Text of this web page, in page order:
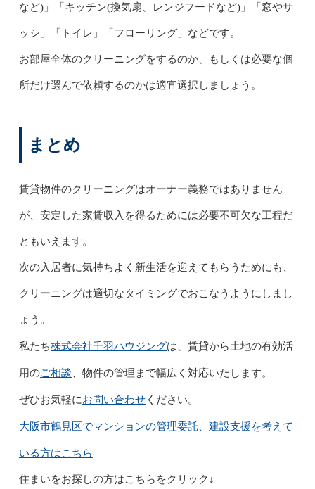
など)」「キッチン(換気扇、レンジフードなど)」「窓やサ
ッシ」「トイレ」「フローリング」などです。
お部屋全体のクリーニングをするのか、もしくは必要な個
所だけ選んで依頼するのかは適宜選択しましょう。
まとめ
賃貸物件のクリーニングはオーナー義務ではありません
が、安定した家賃収入を得るためには必要不可欠な工程だ
ともいえます。
次の入居者に気持ちよく新生活を迎えてもらうためにも、
クリーニングは適切なタイミングでおこなうようにしまし
ょう。
私たち株式会社千羽ハウジングは、賃貸から土地の有効活
用のご相談 、物件の管理まで幅広く対応いたします。
ぜひお気軽にお問い合わせください。
大阪市鶴見区でマンションの管理委託、建設支援を考えて
いる方はこちら
住まいをお探しの方はこちらをクリック↓